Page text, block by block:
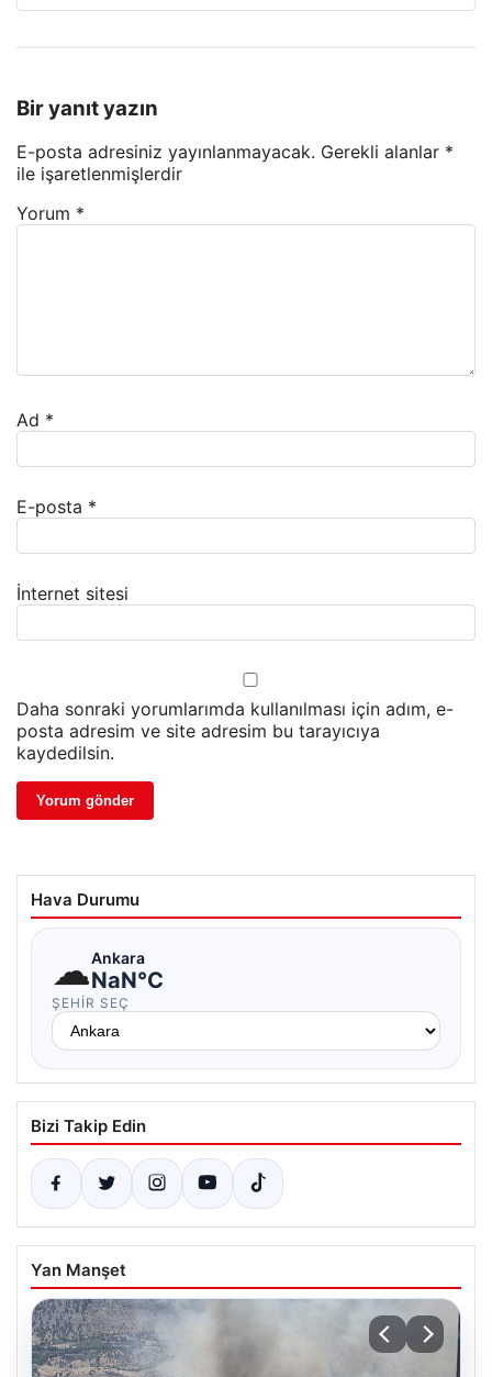
Bir yanıt yazın
E-posta adresiniz yayınlanmayacak. Gerekli alanlar *
ile işaretlenmişlerdir
Yorum *
Ad *
E-posta *
İnternet sitesi
Daha sonraki yorumlarımda kullanılması için adım, e-
posta adresim ve site adresim bu tarayıcıya
kaydedilsin.
Hava Durumu
☁Ankara
NaN°C
ŞEHIR SEÇ
Bizi Takip Edin
Yan Manşet